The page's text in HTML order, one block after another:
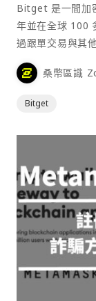
Bitget 是一間加
年並在全球 100
過跟單交易與其
桑幣區識
Bitget